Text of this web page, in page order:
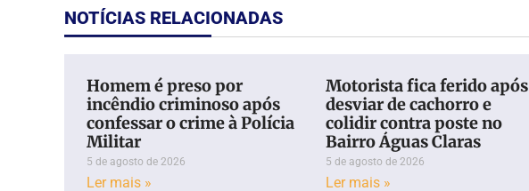
NOTÍCIAS RELACIONADAS
Homem é preso por
incêndio criminoso após
confessar o crime à Polícia
Militar
5 de agosto de 2026
Ler mais »
Motorista fica ferido após
desviar de cachorro e
colidir contra poste no
Bairro Águas Claras
5 de agosto de 2026
Ler mais »